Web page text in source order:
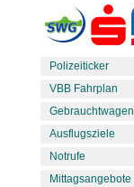
Polizeiticker
VBB Fahrplan
Gebrauchtwagen
Ausflugsziele
Notrufe
Mittagsangebote